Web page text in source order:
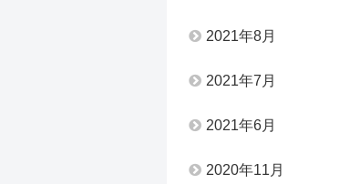
2021年8月
2021年7月
2021年6月
2020年11月